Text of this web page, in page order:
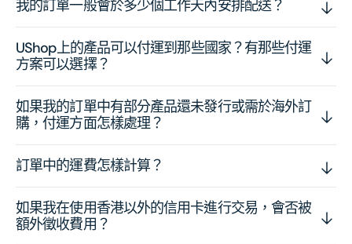
我的訂單一般會於多少個工作天內安排配送？
UShop上的產品可以付運到那些國家？有那些付運
方案可以選擇？
如果我的訂單中有部分產品還未發行或需於海外訂
購，付運方面怎樣處理？
訂單中的運費怎樣計算？
如果我在使用香港以外的信用卡進行交易，會否被
額外徵收費用？